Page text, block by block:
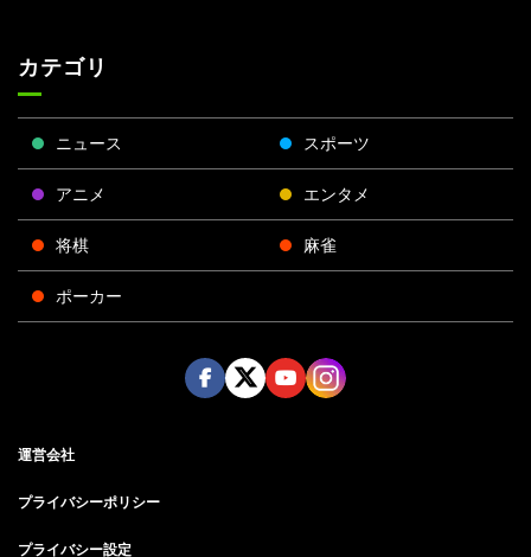
カテゴリ
ニュース スポーツ
アニメ エンタメ
将棋 麻雀
ポーカー
運営会社
プライバシーポリシー
プライバシー設定